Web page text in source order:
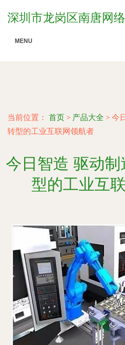
深圳市龙岗区南唐网
MENU
当前位置： 首页 > 产品大全 > 今
转型的工业互联网领航者
今日智造 驱动
型的工业互